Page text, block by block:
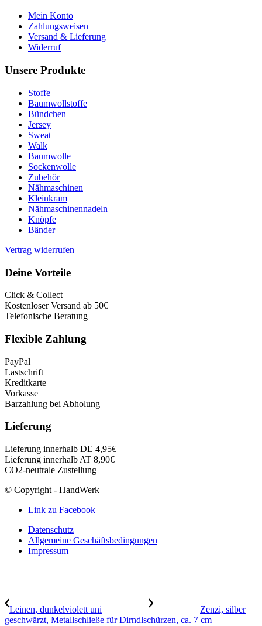
Mein Konto
Zahlungsweisen
Versand & Lieferung
Widerruf
Unsere Produkte
Stoffe
Baumwollstoffe
Bündchen
Jersey
Sweat
Walk
Baumwolle
Sockenwolle
Zubehör
Nähmaschinen
Kleinkram
Nähmaschinennadeln
Knöpfe
Bänder
Vertrag widerrufen
Deine Vorteile
Click & Collect
Kostenloser Versand ab 50€
Telefonische Beratung
Flexible Zahlung
PayPal
Lastschrift
Kreditkarte
Vorkasse
Barzahlung bei Abholung
Lieferung
Lieferung innerhalb DE 4,95€
Lieferung innerhalb AT 8,90€
CO2-neutrale Zustellung
© Copyright - HandWerk
Link zu Facebook
Datenschutz
Allgemeine Geschäftsbedingungen
Impressum
Leinen, dunkelviolett uni
Zenzi, silber
geschwärzt, Metallschließe für Dirndlschürzen, ca. 7 cm